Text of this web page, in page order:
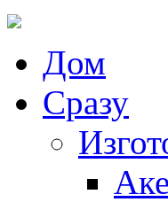
Дом
Сразу